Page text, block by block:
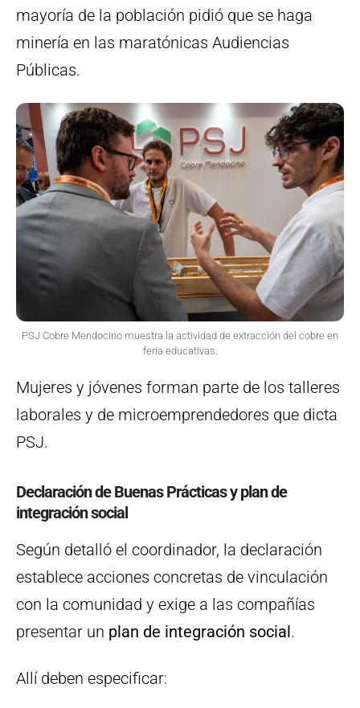
mayoría de la población pidió que se haga
minería en las maratónicas Audiencias
Públicas.
PSJ Cobre Mendocino muestra la actividad de extracción del cobre en
feria educativas.
Mujeres y jóvenes forman parte de los talleres
laborales y de microemprendedores que dicta
PSJ.
Declaración de Buenas Prácticas y plan de
integración social
Según detalló el coordinador, la declaración
establece acciones concretas de vinculación
con la comunidad y exige a las compañías
presentar un plan de integración social.
Allí deben especificar: